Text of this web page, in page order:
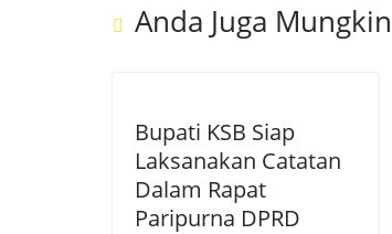
Anda Juga
Bupati KSB Siap
Laksanakan Catatan
Dalam Rapat
Paripurna DPRD